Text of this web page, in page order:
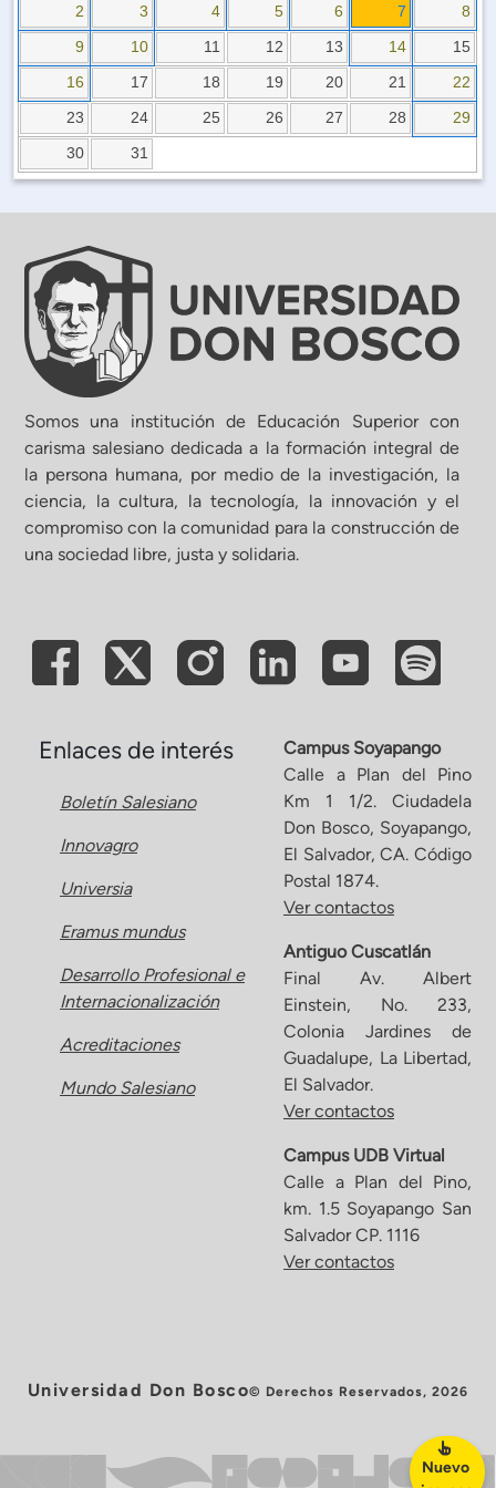
Capacitación Institucional
Estructura organizativa
Académica
Secretaría General
de Gestión Institucional
de Administración y Finanzas
Calidad Académica
Políticas institucionales
Acreditaciones
Boletín de noticias
Publicaciones
2
3 4 5 6 7
8
9
10 11 12 13 14
15
16
17 18 19 20 21
22
23
24 25 26 27 28
29
30
31
Nuevo
Somos una institución de Educación Superior con
carisma salesiano dedicada a la formación integral de
la persona humana, por medio de la investigación, la
ciencia, la cultura, la tecnología, la innovación y el
compromiso con la comunidad para la construcción de
una sociedad libre, justa y solidaria.
Enlaces de interés
Boletín Salesiano
Innovagro
Universia
Eramus mundus
Desarrollo Profesional e
Internacionalización
Acreditaciones
Mundo Salesiano
Campus Soyapango
Calle a Plan del Pino
Km 1 1/2. Ciudadela
Don Bosco, Soyapango,
El Salvador, CA. Código
Postal 1874.
Ver contactos
Antiguo Cuscatlán
Final Av. Albert
Einstein, No. 233,
Colonia Jardines de
Guadalupe, La Libertad,
El Salvador.
Ver contactos
Campus UDB Virtual
Calle a Plan del Pino,
km. 1.5 Soyapango San
Salvador CP. 1116
Ver contactos
Universidad Don Bosco© Derechos Reservados, 2026